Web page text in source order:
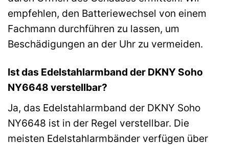
empfehlen, den Batteriewechsel von einem
Fachmann durchführen zu lassen, um
Beschädigungen an der Uhr zu vermeiden.
Ist das Edelstahlarmband der DKNY Soho
NY6648 verstellbar?
Ja, das Edelstahlarmband der DKNY Soho
NY6648 ist in der Regel verstellbar. Die
meisten Edelstahlarmbänder verfügen über